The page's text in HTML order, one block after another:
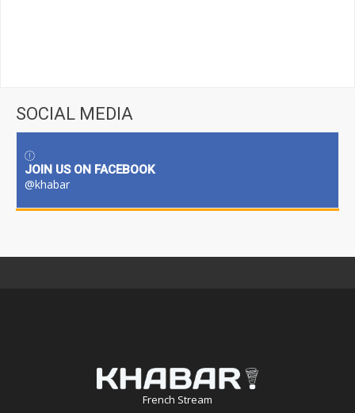
SOCIAL MEDIA
JOIN US ON FACEBOOK
@khabar
French Stream